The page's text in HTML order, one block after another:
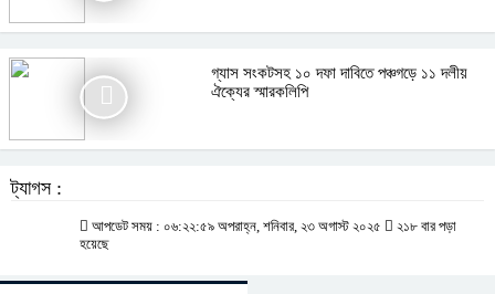
গ্যাস সংকটসহ ১০ দফা দাবিতে পঞ্চগড়ে ১১ দলীয়
ঐক্যের স্মারকলিপি
ট্যাগস :
আপডেট সময় : ০৬:২২:৫৯ অপরাহ্ন, শনিবার, ২৩ অগাস্ট ২০২৫
২১৮ বার পড়া
হয়েছে